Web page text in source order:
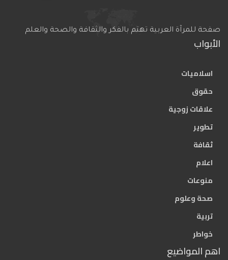
صفحة للمرآة العربية تهتم بالفكر والثقافة والصحة والعلم
الأبواب
اسلاميات
حقوق
علاقات زوجية
تطوير
ثقافة
اعلام
منوعات
صحة وعلوم
تربية
خواطر
اهم المواضيع